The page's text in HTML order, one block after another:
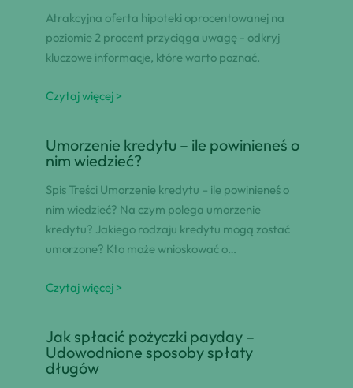
Atrakcyjna oferta hipoteki oprocentowanej na
poziomie 2 procent przyciąga uwagę - odkryj
kluczowe informacje, które warto poznać.
Czytaj więcej >
Umorzenie kredytu – ile powinieneś o
nim wiedzieć?
Spis Treści Umorzenie kredytu – ile powinieneś o
nim wiedzieć? Na czym polega umorzenie
kredytu? Jakiego rodzaju kredytu mogą zostać
umorzone? Kto może wnioskować o…
Czytaj więcej >
Jak spłacić pożyczki payday –
Udowodnione sposoby spłaty
długów